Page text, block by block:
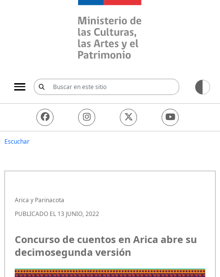
Ministerio de las
Escuchar
Arica y Parinacota
PUBLICADO EL 13 JUNIO, 2022
Concurso de cuentos en Arica abre su
decimosegunda versión